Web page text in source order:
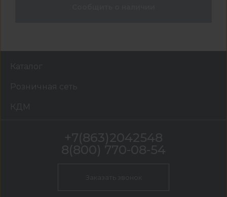
Каталог
Розничная сеть
КДМ
+7(863)2042548
8(800) 770-08-54
Заказать звонок